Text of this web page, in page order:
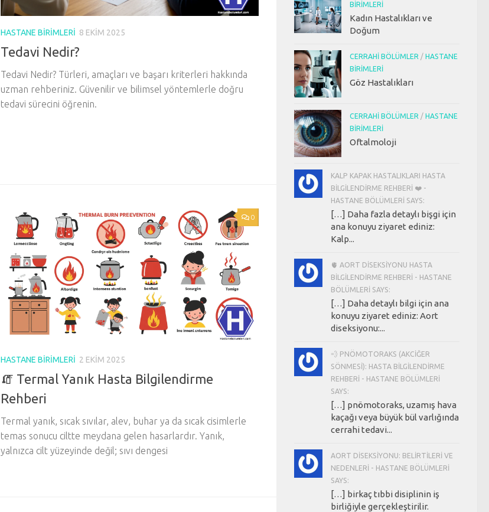
HASTANE BIRIMLERI 8 EKIM 2025
Tedavi Nedir?
Tedavi Nedir? Türleri, amaçları ve başarı kriterleri hakkında
uzman rehberiniz. Güvenilir ve bilimsel yöntemlerle doğru
tedavi sürecini öğrenin.
0
HASTANE BIRIMLERI 2 EKIM 2025
🧯 Termal Yanık Hasta Bilgilendirme
Rehberi
Termal yanık, sıcak sıvılar, alev, buhar ya da sıcak cisimlerle
temas sonucu ciltte meydana gelen hasarlardır. Yanık,
yalnızca cilt yüzeyinde değil; sıvı dengesi
BIRIMLERI
Kadın Hastalıkları ve
Doğum
CERRAHI BÖLÜMLER / HASTANE
BIRIMLERI
Göz Hastalıkları
CERRAHI BÖLÜMLER / HASTANE
BIRIMLERI
Oftalmoloji
KALP KAPAK HASTALIKLARI HASTA
BILGILENDIRME REHBERI ❤️ -
HASTANE BÖLÜMLERI SAYS:
[…] Daha fazla detaylı bişgi için
ana konuyu ziyaret ediniz:
Kalp...
🫀 AORT DISEKSIYONU HASTA
BILGILENDIRME REHBERI - HASTANE
BÖLÜMLERI SAYS:
[…] Daha detaylı bilgi için ana
konuyu ziyaret ediniz: Aort
diseksiyonu:...
💨 PNÖMOTORAKS (AKCIĞER
SÖNMESI): HASTA BILGILENDIRME
REHBERI - HASTANE BÖLÜMLERI
SAYS:
[…] pnömotoraks, uzamış hava
kaçağı veya büyük bül varlığında
cerrahi tedavi...
AORT DISEKSIYONU: BELIRTILERI VE
NEDENLERI - HASTANE BÖLÜMLERI
SAYS:
[…] birkaç tıbbi disiplinin iş
birliğiyle gerçekleştirilir.